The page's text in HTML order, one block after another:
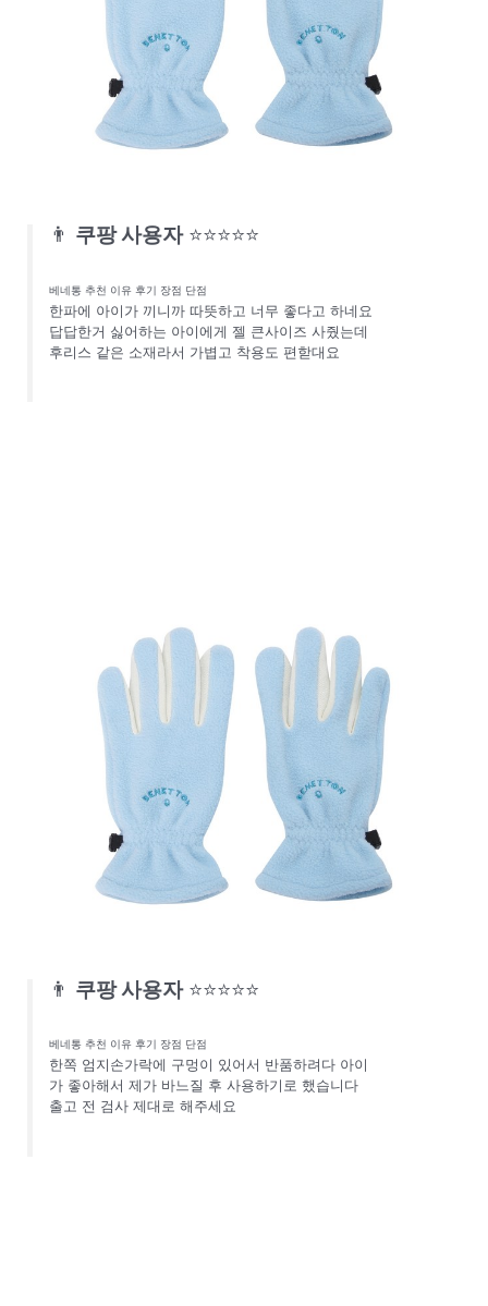
👨 쿠팡 사용자 ⭐⭐⭐⭐⭐
베네통 추천 이유 후기 장점 단점
한파에 아이가 끼니까 따뜻하고 너무 좋다고 하네요
답답한거 싫어하는 아이에게 젤 큰사이즈 사줬는데
후리스 같은 소재라서 가볍고 착용도 편핟대요
👨 쿠팡 사용자 ⭐⭐⭐⭐⭐
베네통 추천 이유 후기 장점 단점
한쪽 엄지손가락에 구멍이 있어서 반품하려다 아이
가 좋아해서 제가 바느질 후 사용하기로 했습니다
출고 전 검사 제대로 해주세요